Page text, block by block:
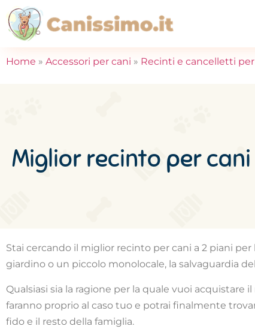
Home » Accessori per cani » Recinti e cancelletti
Miglior recinto per
Stai cercando il miglior recinto per cani a 2 piani
giardino o un piccolo monolocale, la salvaguardia
Qualsiasi sia la ragione per la quale vuoi
faranno proprio al caso tuo e potrai finalmente
fido e il resto della famiglia.